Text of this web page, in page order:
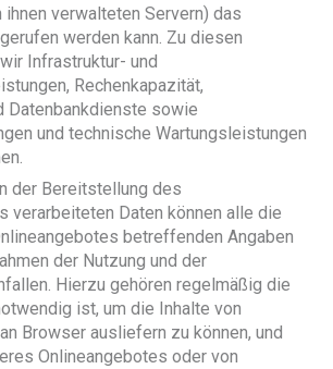
ihnen verwalteten Servern) das
werden kann. Zu diesen
Infrastruktur- und
Rechenkapazität,
Datenbankdienste sowie
und technische Wartungsleistungen
der Bereitstellung des
verarbeiteten Daten können alle die
betreffenden Angaben
der Nutzung und der
Hierzu gehören regelmäßig die
ist, um die Inhalte von
Browser ausliefern zu können, und
Onlineangebotes oder von